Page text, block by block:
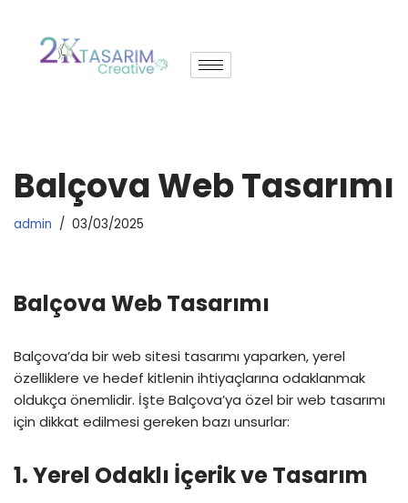
İçeriğe
Balçova Web Tasarımı
admin 03/03/2025
Balçova Web Tasarımı
Balçova’da bir web sitesi tasarımı yaparken, yerel
özelliklere ve hedef kitlenin ihtiyaçlarına odaklanmak
oldukça önemlidir. İşte Balçova’ya özel bir web tasarımı
için dikkat edilmesi gereken bazı unsurlar:
1.Yerel Odaklı İçerik ve Tasarım